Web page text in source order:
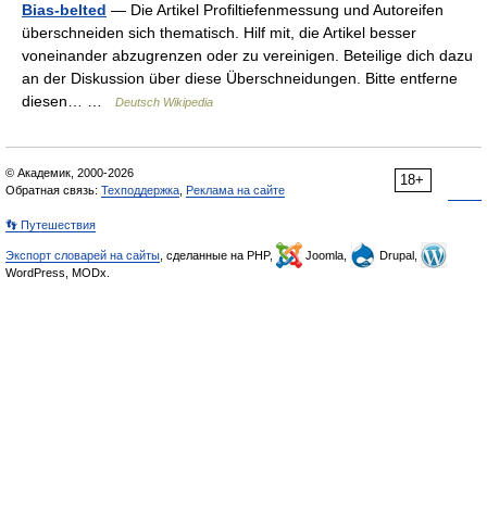
Bias-belted — Die Artikel Profiltiefenmessung und Autoreifen
überschneiden sich thematisch. Hilf mit, die Artikel besser
voneinander abzugrenzen oder zu vereinigen. Beteilige dich dazu
an der Diskussion über diese Überschneidungen. Bitte entferne
diesen… …
Deutsch Wikipedia
18+
© Академик, 2000-2026
Обратная связь: Техподдержка Реклама на сайте
👣 Путешествия
Экспорт словарей на сайты , сделанные на PHP, Joomla,
Drupal,
WordPress, MODx.